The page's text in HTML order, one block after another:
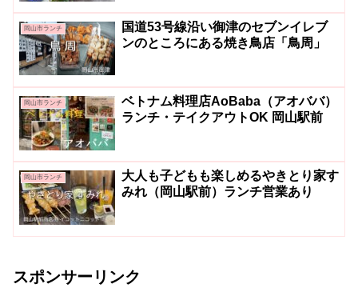
岡山市ランチ
国道53号線沿い御津のセブンイレブ
ンのところにある焼き鳥店「鳥周」
岡山市ランチ
ベトナム料理店AoBaba（アオババ）
ランチ・テイクアウトOK 岡山駅前
岡山市ランチ
大人も子どもも楽しめるやきとり家す
みれ（岡山駅前）ランチ営業あり
スポンサーリンク